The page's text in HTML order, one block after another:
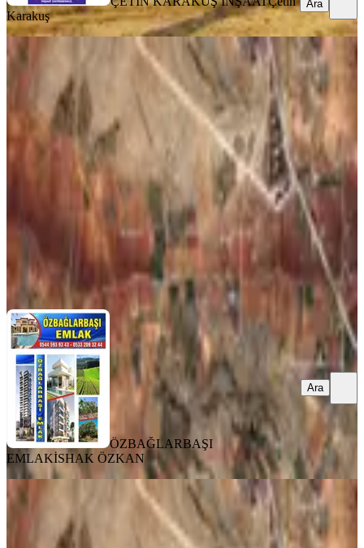
Karakuş
Ara
Bağlarbaşı Köyünde Zirve
Konumunda Satılık Arazi
Özbağlarbaşı Emlaktan Satılık
Gaziantep, Şahinbey
7846 m²
1.529/m² 02.08.2025
12.000.000 ₺
ÖZBAĞLARBAŞI EMLAK İSHAK ÖZKAN
Ara
ÖZBAĞLARBAŞI
EMLAKİSHAK ÖZKAN
Ara
Bağlarbaşı Mahallesinde 0.50 Kaks
A2 İmarlı Arsa Özbağlarbaşı
Emlaktan Satılık